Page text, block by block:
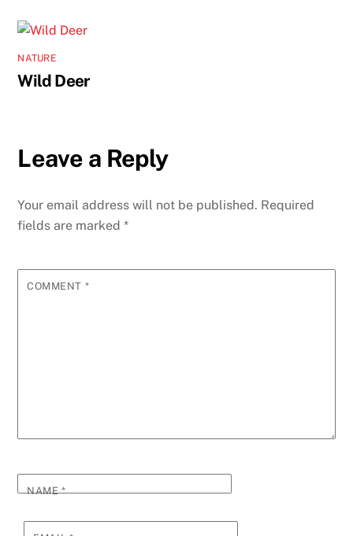
NATURE
Wild Deer
Leave a Reply
Your email address will not be published. Required
fields are marked*
COMMENT *
NAME*